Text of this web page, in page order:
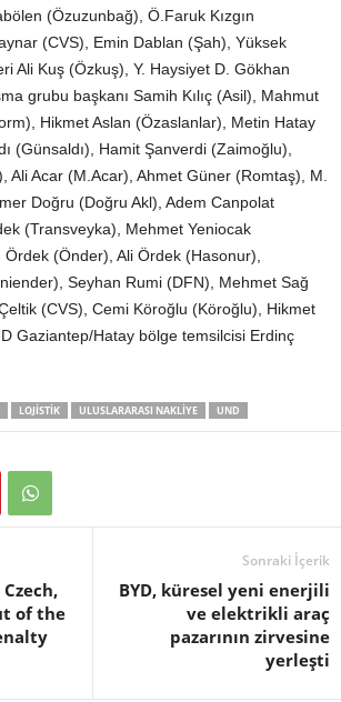
(Özuzunbağ), Ö.Faruk Kızgın
(CVS), Emin Dablan (Şah), Yüksek
Ali Kuş (Özkuş), Y. Haysiyet D. Gökhan
grubu başkanı Samih Kılıç (Asil), Mahmut
Hikmet Aslan (Özaslanlar), Metin Hatay
(Günsaldı), Hamit Şanverdi (Zaimoğlu),
Ali Acar (M.Acar), Ahmet Güner (Romtaş), M.
Doğru (Doğru Akl), Adem Canpolat
(Transveyka), Mehmet Yeniocak
Ördek (Önder), Ali Ördek (Hasonur),
Seyhan Rumi (DFN), Mehmet Sağ
(CVS), Cemi Köroğlu (Köroğlu), Hikmet
Gaziantep/Hatay bölge temsilcisi Erdinç
LOJISTIK ULUSLARARASI NAKLIYE UND
of the
Sonraki İçerik
BYD, küresel yeni enerjili
ve elektrikli araç
pazarının zirvesine
yerleşti